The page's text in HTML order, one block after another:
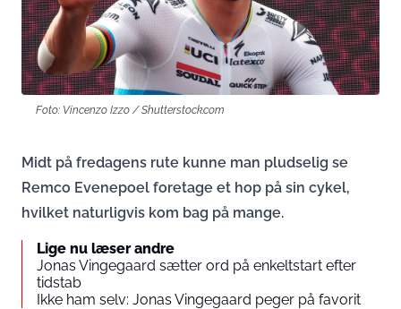
Foto: Vincenzo Izzo / Shutterstock.com
Midt på fredagens rute kunne man pludselig se
Remco Evenepoel foretage et hop på sin cykel,
hvilket naturligvis kom bag på mange.
Lige nu læser andre
Jonas Vingegaard sætter ord på enkeltstart efter
tidstab
Ikke ham selv: Jonas Vingegaard peger på favorit